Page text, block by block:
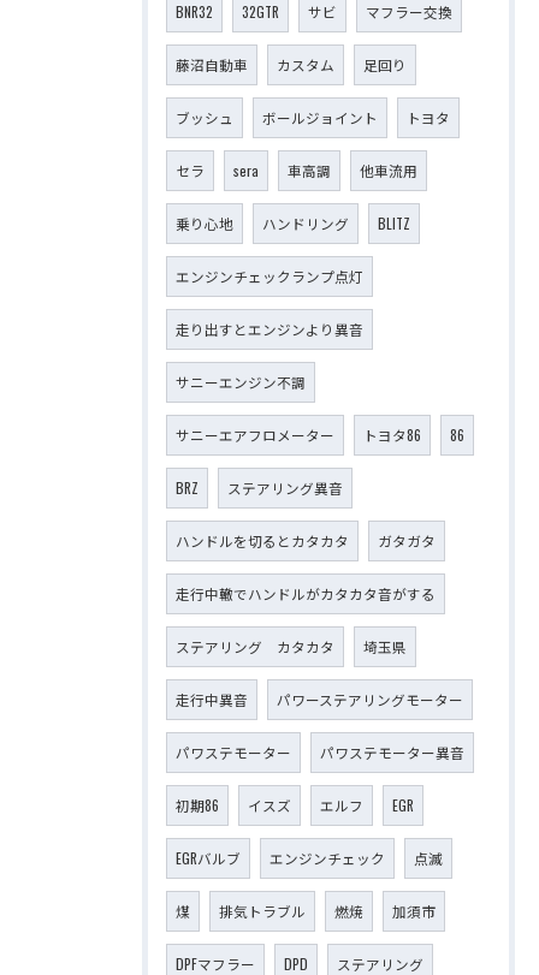
BNR32 32GTR サビ マフラー交換
藤沼自動車 カスタム 足回り
ブッシュ ボールジョイント トヨタ
セラ sera 車高調 他車流用
乗り心地 ハンドリング BLITZ
エンジンチェックランプ点灯
走り出すとエンジンより異音
サニーエンジン不調
サニーエアフロメーター トヨタ86 86
BRZ ステアリング異音
ハンドルを切るとカタカタ ガタガタ
走行中轍でハンドルがカタカタ音がする
ステアリング カタカタ 埼玉県
走行中異音 パワーステアリングモーター
パワステモーター パワステモーター異音
初期86 イスズ エルフ EGR
EGRバルブ エンジンチェック 点滅
煤 排気トラブル 燃焼 加須市
DPFマフラー DPD ステアリング